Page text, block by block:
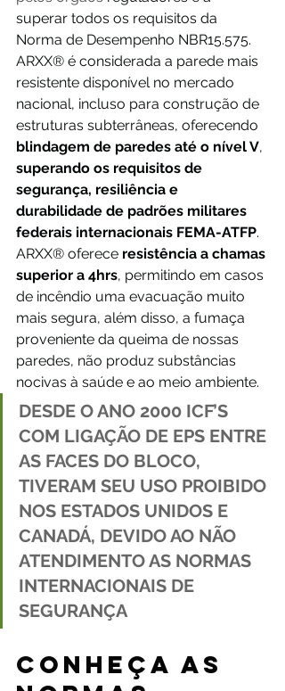
superar todos os requisitos da
Norma de Desempenho NBR15.575.
ARXX® é considerada a parede mais
resistente disponível no mercado
nacional, incluso para construção de
estruturas subterrâneas, oferecendo
blindagem de paredes até o nível V,
superando os requisitos de
segurança, resiliência e
durabilidade de padrões militares
federais internacionais FEMA-ATFP.
ARXX® oferece resistência a chamas
superior a 4hrs, permitindo em casos
de incêndio uma evacuação muito
mais segura, além disso, a fumaça
proveniente da queima de nossas
paredes, não produz substâncias
nocivas à saúde e ao meio ambiente.
DESDE O ANO 2000 ICF’S
COM LIGAÇÃO DE EPS ENTRE
AS FACES DO BLOCO,
TIVERAM SEU USO PROIBIDO
NOS ESTADOS UNIDOS E
CANADÁ, DEVIDO AO NÃO
ATENDIMENTO AS NORMAS
INTERNACIONAIS DE
SEGURANÇA
C ONHEÇA AS